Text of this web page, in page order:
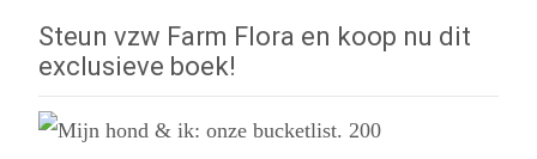
Steun vzw Farm Flora en koop nu dit
exclusieve boek!